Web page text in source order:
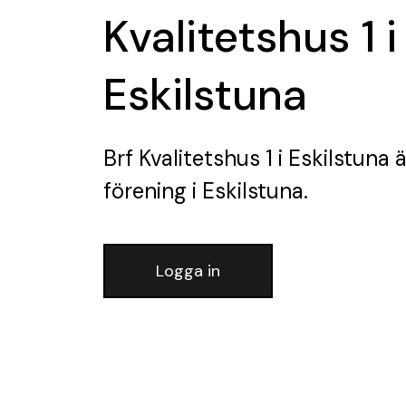
Kvalitetshus 1 i
Eskilstuna
Brf Kvalitetshus 1 i Eskilstuna
förening i Eskilstuna.
Logga in